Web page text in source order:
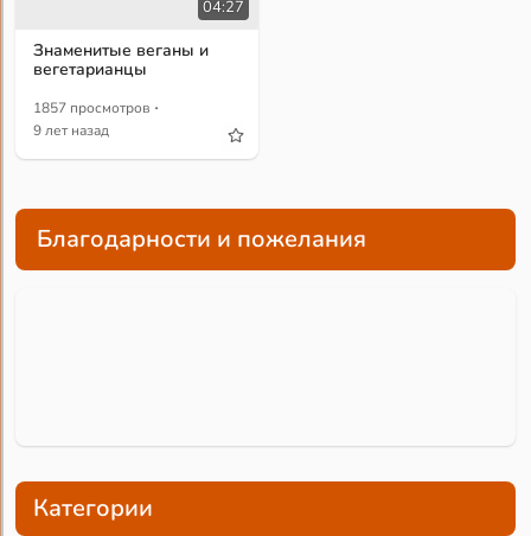
04:27
Знаменитые веганы и
вегетарианцы
1857 просмотров ·
9 лет назад
Благодарности и пожелания
Категории